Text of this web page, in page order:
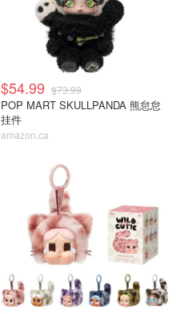
$54.99 $73.99
POP MART SKULLPANDA 熊怠怠
挂件
amazon.ca